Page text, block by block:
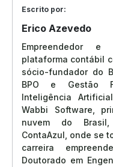
Escrito por:
Erico Azevedo
Empreendedor e
plataforma contábil
sócio-fundador do
BPO e Gestão
Inteligência
Wabbi Software,
nuvem do
ContaAzul, onde se
carreira
Doutorado em